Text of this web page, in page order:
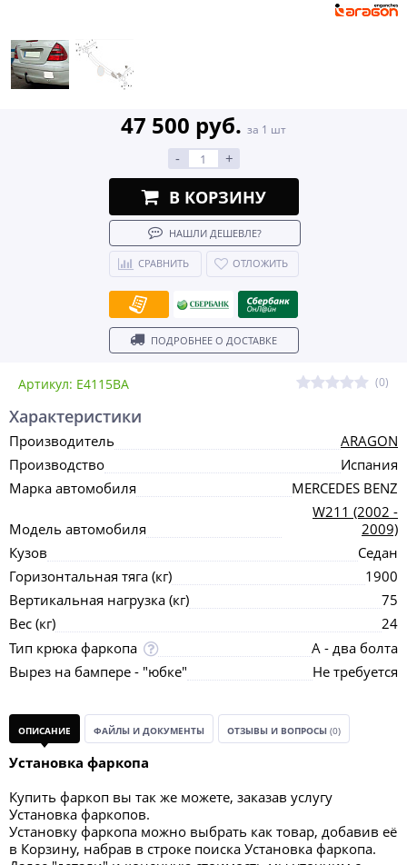
Артикул: E4115BA (0)
47 500 руб. за 1 шт
- +
В КОРЗИНУ
НАШЛИ ДЕШЕВЛЕ?
СРАВНИТЬ ОТЛОЖИТЬ
ПОДРОБНЕЕ О ДОСТАВКЕ
Характеристики
Производитель
ARAGON
Производство
Испания
Марка автомобиля
MERCEDES BENZ
Модель автомобиля
W211 (2002 -
2009)
Кузов
Седан
Горизонтальная тяга (кг)
1900
Вертикальная нагрузка (кг)
75
Вес (кг)
24
Тип крюка фаркопа
А - два болта
Вырез на бампере - "юбке"
Не требуется
ОПИСАНИЕ ФАЙЛЫ И ДОКУМЕНТЫ ОТЗЫВЫ И ВОПРОСЫ (0)
Установка фаркопа
Купить фаркоп вы так же можете, заказав услугу
Установка фаркопов.
Установку фаркопа можно выбрать как товар, добавив её
в Корзину, набрав в строке поиска Установка фаркопа.